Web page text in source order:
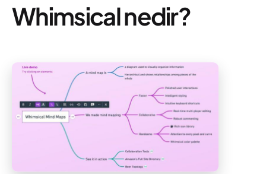
Whimsical nedir?